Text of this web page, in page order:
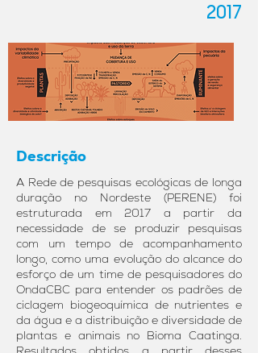
2017
Descrição
A Rede de pesquisas ecológicas de longa
duração no Nordeste (PERENE) foi
estruturada em 2017 a partir da
necessidade de se produzir pesquisas
com um tempo de acompanhamento
longo, como uma evolução do alcance do
esforço de um time de pesquisadores do
OndaCBC para entender os padrões de
ciclagem biogeoquímica de nutrientes e
da água e a distribuição e diversidade de
plantas e animais no Bioma Caatinga.